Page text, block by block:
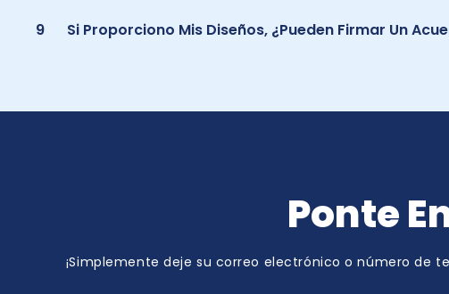
9 Si Proporciono Mis Diseños, ¿pueden Firmar Un
Ponte
¡Simplemente deje su correo electrónico o número